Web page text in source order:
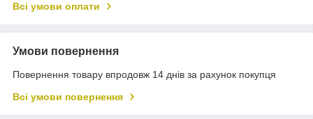
Всі умови оплати
Умови повернення
Повернення товару впродовж 14 днів за рахунок покупця
Всі умови повернення